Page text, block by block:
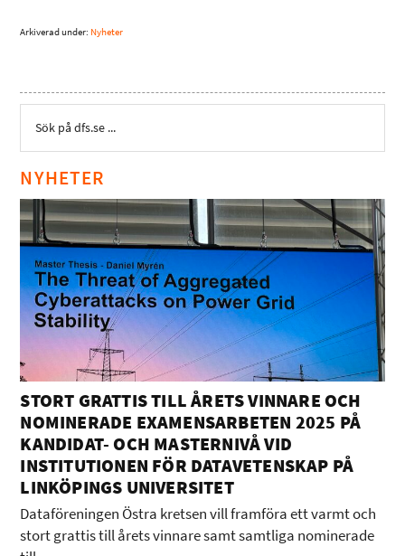
Arkiverad under: Nyheter
NYHETER
STORT GRATTIS TILL ÅRETS VINNARE OCH
NOMINERADE EXAMENSARBETEN 2025 PÅ
KANDIDAT- OCH MASTERNIVÅ VID
INSTITUTIONEN FÖR DATAVETENSKAP PÅ
LINKÖPINGS UNIVERSITET
Dataföreningen Östra kretsen vill framföra ett varmt och
stort grattis till årets vinnare samt samtliga nominerade